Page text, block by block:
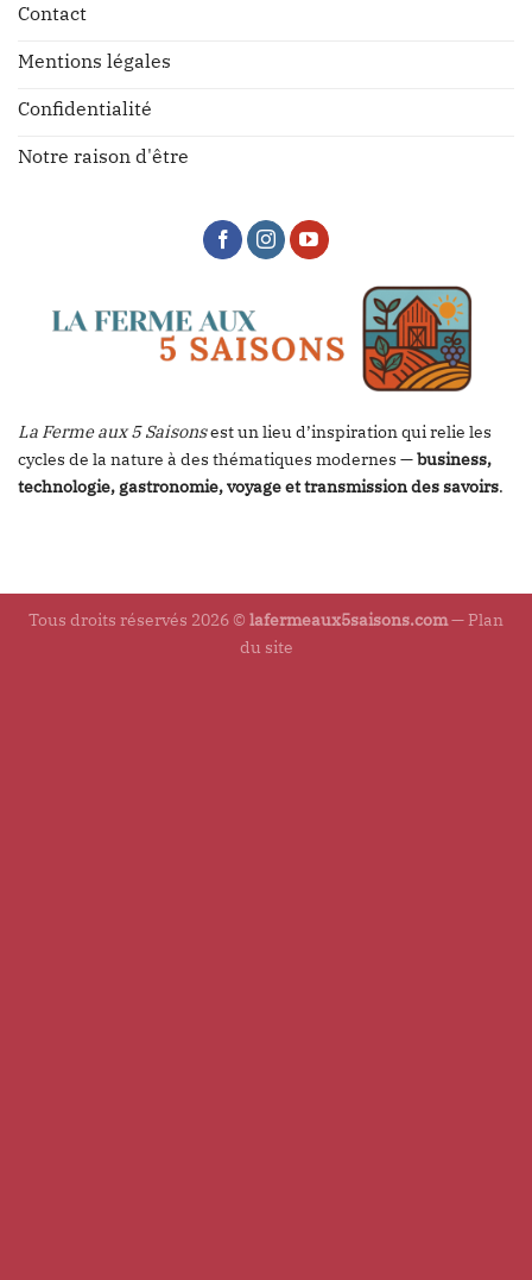
Contact
Mentions légales
Confidentialité
Notre raison d'être
La Ferme aux 5 Saisonsest un lieu d’inspiration qui relie les
cycles de la nature à des thématiques modernes —business,
technologie, gastronomie, voyage et transmission des savoirs.
Tous droits réservés 2026 © lafermeaux5saisons.com— Plan
du site